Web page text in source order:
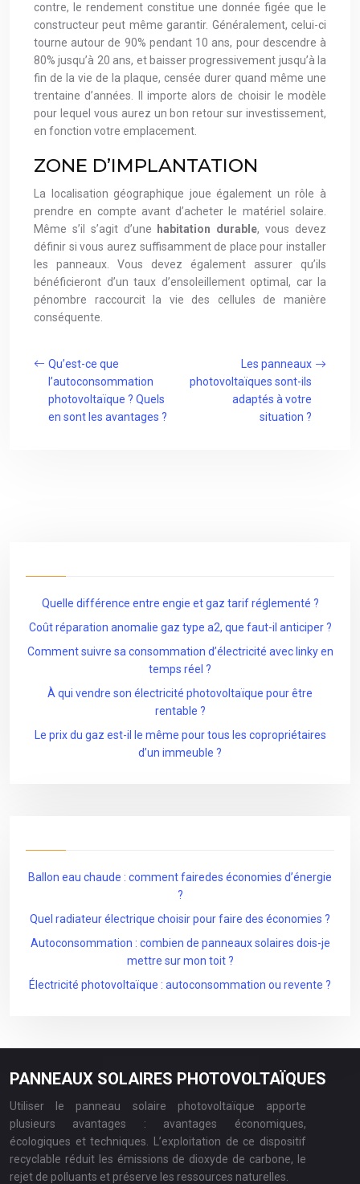
contre, le rendement constitue une donnée figée que le
constructeur peut même garantir. Généralement, celui-ci
tourne autour de 90% pendant 10 ans, pour descendre à
80% jusqu’à 20 ans, et baisser progressivement jusqu’à la
fin de la vie de la plaque, censée durer quand même une
trentaine d’années. Il importe alors de choisir le modèle
pour lequel vous aurez un bon retour sur investissement,
en fonction votre emplacement.
ZONE D’IMPLANTATION
La localisation géographique joue également un rôle à
prendre en compte avant d’acheter le matériel solaire.
Même s’il s’agit d’une
habitation durable, vous devez
définir si vous aurez suffisamment de place pour installer
les panneaux. Vous devez également assurer qu’ils
bénéficieront d’un taux d’ensoleillement optimal, car la
pénombre raccourcit la vie des cellules de manière
conséquente.
Qu’est-ce que
l’autoconsommation
photovoltaïque ? Quels
en sont les avantages ?
Les panneaux
photovoltaïques sont-ils
adaptés à votre
situation ?
Quelle différence entre engie et gaz tarif réglementé ?
Coût réparation anomalie gaz type a2, que faut-il anticiper ?
Comment suivre sa consommation d’électricité avec linky en
temps réel ?
À qui vendre son électricité photovoltaïque pour être
rentable ?
Le prix du gaz est-il le même pour tous les copropriétaires
d’un immeuble ?
Ballon eau chaude : comment fairedes économies d’énergie
?
Quel radiateur électrique choisir pour faire des économies ?
Autoconsommation : combien de panneaux solaires dois-je
mettre sur mon toit ?
Électricité photovoltaïque : autoconsommation ou revente ?
PANNEAUX SOLAIRES PHOTOVOLTAÏQUES
Utiliser le panneau solaire photovoltaïque apporte
plusieurs avantages : avantages économiques,
écologiques et techniques. L’exploitation de ce dispositif
recyclable réduit les émissions de dioxyde de carbone, le
rejet de polluants et préserve les ressources naturelles.